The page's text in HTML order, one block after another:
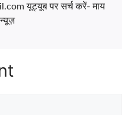
यूट्यूब पर सर्च करें- माय